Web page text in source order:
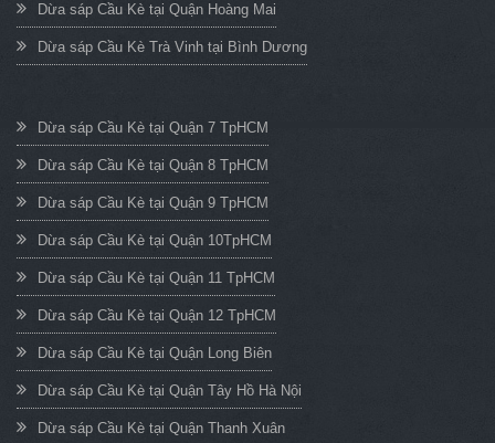
Dừa sáp Cầu Kè tại Quận Hoàng Mai
Dừa sáp Cầu Kè Trà Vinh tại Bình Dương
Dừa sáp Cầu Kè tại Quận 7 TpHCM
Dừa sáp Cầu Kè tại Quận 8 TpHCM
Dừa sáp Cầu Kè tại Quận 9 TpHCM
Dừa sáp Cầu Kè tại Quận 10TpHCM
Dừa sáp Cầu Kè tại Quận 11 TpHCM
Dừa sáp Cầu Kè tại Quận 12 TpHCM
Dừa sáp Cầu Kè tại Quận Long Biên
Dừa sáp Cầu Kè tại Quận Tây Hồ Hà Nội
Dừa sáp Cầu Kè tại Quận Thanh Xuân